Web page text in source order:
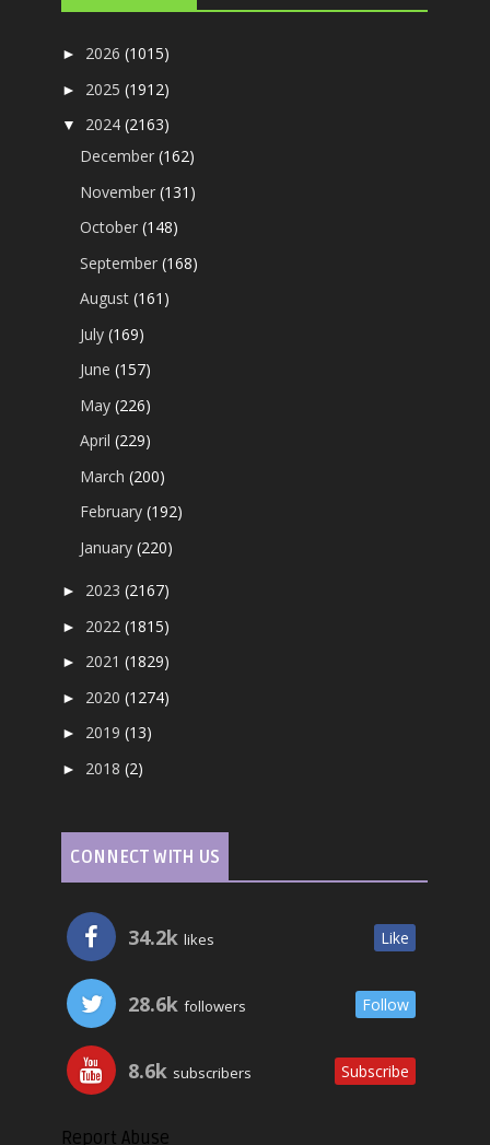
► 2026(1015)
► 2025(1912)
▼ 2024(2163)
December(162)
November(131)
October(148)
September(168)
August(161)
July(169)
June(157)
May(226)
April(229)
March(200)
February(192)
January(220)
► 2023(2167)
► 2022(1815)
► 2021(1829)
► 2020(1274)
► 2019(13)
► 2018(2)
CONNECT WITH US
34.2k likes Like
28.6k followers Follow
8.6k subscribers Subscribe
Report Abuse